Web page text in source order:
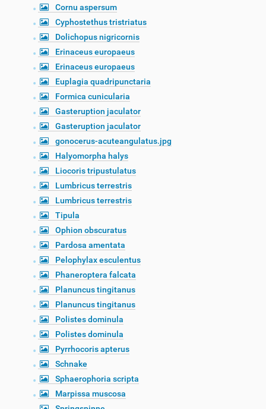
Cornu aspersum
Cyphostethus tristriatus
Dolichopus nigricornis
Erinaceus europaeus
Erinaceus europaeus
Euplagia quadripunctaria
Formica cunicularia
Gasteruption jaculator
Gasteruption jaculator
gonocerus-acuteangulatus.jpg
Halyomorpha halys
Liocoris tripustulatus
Lumbricus terrestris
Lumbricus terrestris
Tipula
Ophion obscuratus
Pardosa amentata
Pelophylax esculentus
Phaneroptera falcata
Planuncus tingitanus
Planuncus tingitanus
Polistes dominula
Polistes dominula
Pyrrhocoris apterus
Schnake
Sphaerophoria scripta
Marpissa muscosa